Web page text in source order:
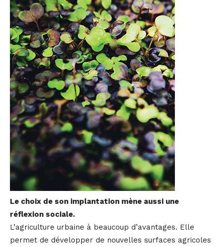
Le choix de son implantation mène aussi une
réflexion sociale.
L’agriculture urbaine à beaucoup d’avantages. Elle
permet de développer de nouvelles surfaces agricoles